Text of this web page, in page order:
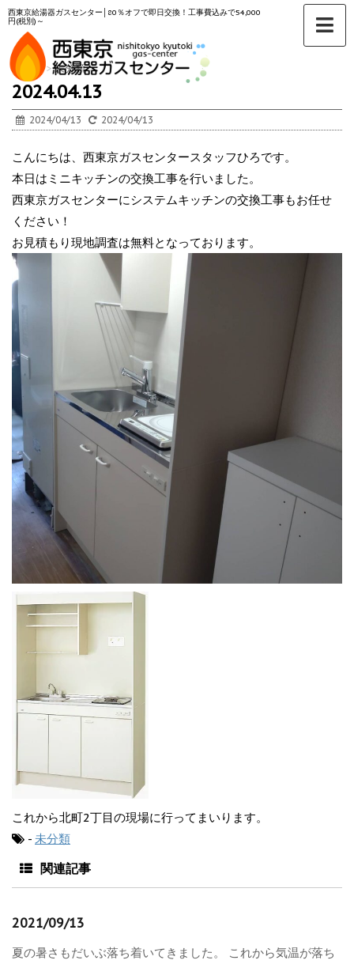
西東京給湯器ガスセンター│80％オフで即日交換！工事費込みで54,000
円(税別)～
ホーム >未分類 >
2024.04.13
2024/04/13 2024/04/13
こんにちは、西東京ガスセンタースタッフひろです。
本日はミニキッチンの交換工事を行いました。
西東京ガスセンターにシステムキッチンの交換工事もお任せ
ください！
お見積もり現地調査は無料となっております。
これから北町2丁目の現場に行ってまいります。
- 未分類
関連記事
2021/09/13
夏の暑さもだいぶ落ち着いてきました。 これから気温が落ち